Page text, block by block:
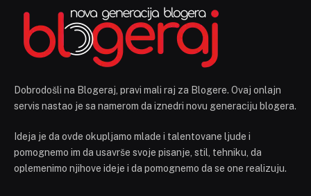
Dobrodošli na Blogeraj, pravi mali raj za Blogere. Ovaj onlajn
servis nastao je sa namerom da iznedri novu generaciju blogera.
Ideja je da ovde okupljamo mlade i talentovane ljude i
pomognemo im da usavrše svoje pisanje, stil, tehniku, da
oplemenimo njihove ideje i da pomognemo da se one realizuju.